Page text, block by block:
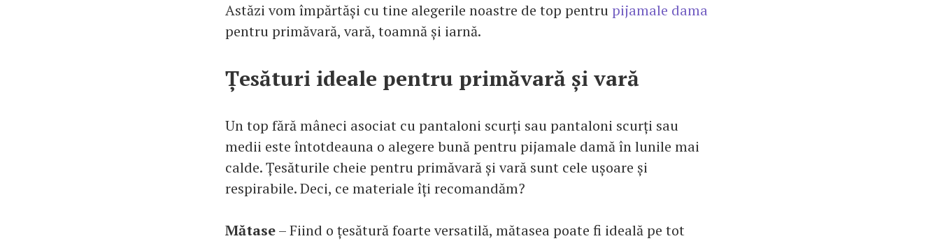
Astăzi vom împărtăși cu tine alegerile noastre de top pentru pijamale dama
pentru primăvară, vară, toamnă și iarnă.
Țesături ideale pentru primăvară și vară
Un top fără mâneci asociat cu pantaloni scurți sau pantaloni scurți sau
medii este întotdeauna o alegere bună pentru pijamale damă în lunile mai
calde. Țesăturile cheie pentru primăvară și vară sunt cele ușoare și
respirabile. Deci, ce materiale îți recomandăm?
Mătase– Fiind o țesătură foarte versatilă, mătasea poate fi ideală pe tot